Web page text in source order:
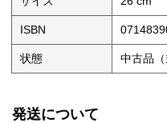
ISBN
状態 中古品（
発送について